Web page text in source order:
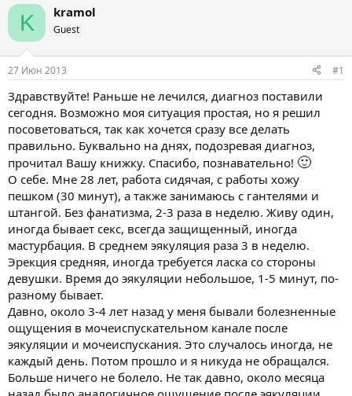
т
о
т
е
м
ы
т
н
а
л
K kramol
Guest
27 Июн 2013 #1
Здравствуйте! Раньше не лечился, диагноз поставили
сегодня. Возможно моя ситуация простая, но я решил
посоветоваться, так как хочется сразу все делать
правильно. Буквально на днях, подозревая диагноз,
прочитал Вашу книжку. Спасибо, познавательно! 🙂
О себе. Мне 28 лет, работа сидячая, с работы хожу
пешком (30 минут), а также занимаюсь с гантелями и
штангой. Без фанатизма, 2-3 раза в неделю. Живу один,
иногда бывает секс, всегда защищенный, иногда
мастурбация. В среднем эякуляция раза 3 в неделю.
Эрекция средняя, иногда требуется ласка со стороны
девушки. Время до эякуляции небольшое, 1-5 минут, по-
разному бывает.
Давно, около 3-4 лет назад у меня бывали болезненные
ощущения в мочеиспускательном канале после
эякуляции и мочеиспускания. Это случалось иногда, не
каждый день. Потом прошло и я никуда не обращался.
Больше ничего не болело. Не так давно, около месяца